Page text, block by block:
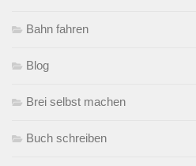
Bahn fahren
Blog
Brei selbst machen
Buch schreiben